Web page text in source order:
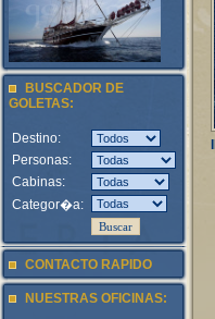
BUSCADOR DE
GOLETAS:
Destino:
Personas:
Cabinas:
Categor�a:
CONTACTO RAPIDO
NUESTRAS OFICINAS: